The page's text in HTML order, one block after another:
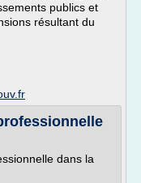
publics et
résultant du
dans la